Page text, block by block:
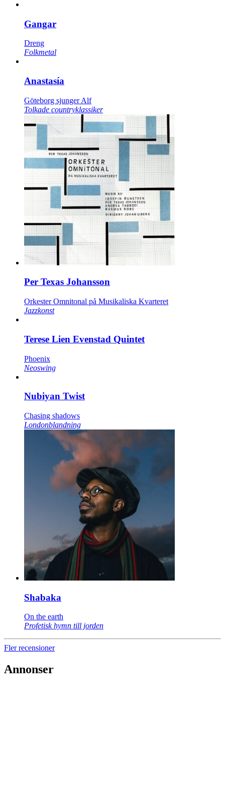
Gangar
Dreng
Folkmetal
Anastasía
Göteborg sjunger Alf
Tolkade countryklassiker
Per Texas Johansson
Orkester Omnitonal på Musikaliska Kvarteret
Jazzkonst
Terese Lien Evenstad Quintet
Phoenix
Neoswing
Nubiyan Twist
Chasing shadows
Londonblandning
Shabaka
On the earth
Profetisk hymn till jorden
Fler recensioner
Annonser